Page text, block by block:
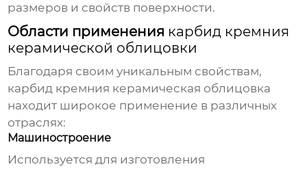
размеров и свойств поверхности.
Области применения карбид кремния
керамической облицовки
Благодаря своим уникальным свойствам,
карбид кремния керамическая облицовка
находит широкое применение в различных
отраслях:
Машиностроение
Используется для изготовления